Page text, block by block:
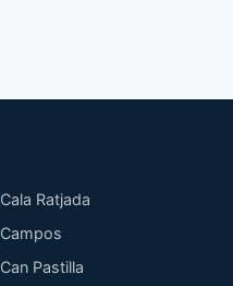
Cala Ratjada
Campos
Can Pastilla